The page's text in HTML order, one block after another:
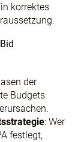
korrektes
der
Budgets
: Wer
festlegt,